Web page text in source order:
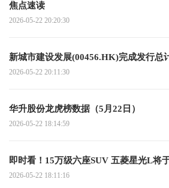
焦点速读
2026-05-22 20:20:30
新城市建设发展(00456.HK)完成发行总
2026-05-22 20:11:30
华升股份龙虎榜数据（5月22日）
2026-05-22 18:14:59
即时看！15万级六座SUV 五菱星光L将
2026-05-22 18:11:16